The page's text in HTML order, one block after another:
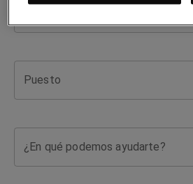
Puesto
¿En qué podemos ayudarte?